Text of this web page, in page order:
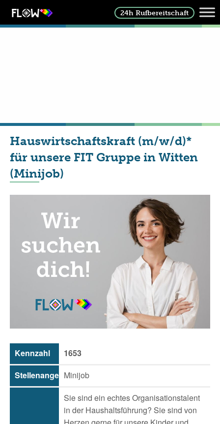
24h Rufbereitschaft
Hauswirtschaftskraft (m/w/d)*
für unsere FIT Gruppe in Witten
(Minijob)
Kennzahl
1653
Stellenangebotsart
Minijob
Sie sind ein echtes Organisationstalent
in der Haushaltsführung? Sie sind von